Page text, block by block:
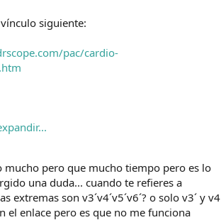
siguiente:
pac/cardio-
mucho pero que mucho tiempo pero es lo
una duda... cuando te refieres a
extremas son v3´v4´v5´v6´? o solo v3´ y v4
el enlace pero es que no me funciona